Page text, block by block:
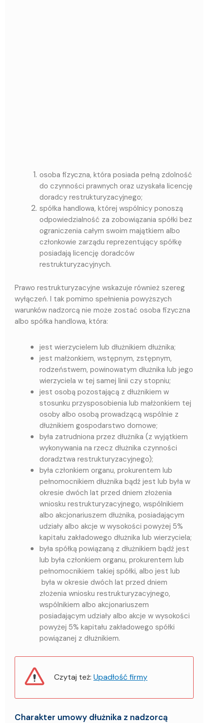
osoba fizyczna, która posiada pełną zdolność
do czynności prawnych oraz uzyskała licencję
doradcy restrukturyzacyjnego;
spółka handlowa, której wspólnicy ponoszą
odpowiedzialność za zobowiązania spółki bez
ograniczenia całym swoim majątkiem albo
członkowie zarządu reprezentujący spółkę
posiadają licencję doradców
restrukturyzacyjnych.
Prawo restrukturyzacyjne wskazuje również szereg
wyłączeń. I tak pomimo spełnienia powyższych
warunków nadzorcą nie może zostać osoba fizyczna
albo spółka handlowa, która:
jest wierzycielem lub dłużnikiem dłużnika;
jest małżonkiem, wstępnym, zstępnym,
rodzeństwem, powinowatym dłużnika lub jego
wierzyciela w tej samej linii czy stopniu;
jest osobą pozostającą z dłużnikiem w
stosunku przysposobienia lub małżonkiem tej
osoby albo osobą prowadzącą wspólnie z
dłużnikiem gospodarstwo domowe;
była zatrudniona przez dłużnika (z wyjątkiem
wykonywania na rzecz dłużnika czynności
doradztwa restrukturyzacyjnego);
była członkiem organu, prokurentem lub
pełnomocnikiem dłużnika bądź jest lub była w
okresie dwóch lat przed dniem złożenia
wniosku restrukturyzacyjnego, wspólnikiem
albo akcjonariuszem dłużnika, posiadającym
udziały albo akcje w wysokości powyżej 5%
kapitału zakładowego dłużnika lub wierzyciela;
była spółką powiązaną z dłużnikiem bądź jest
lub była członkiem organu, prokurentem lub
pełnomocnikiem takiej spółki, albo jest lub
była w okresie dwóch lat przed dniem
złożenia wniosku restrukturyzacyjnego,
wspólnikiem albo akcjonariuszem
posiadającym udziały albo akcje w wysokości
powyżej 5% kapitału zakładowego spółki
powiązanej z dłużnikiem.
Czytaj też: Upadłość firmy
Charakter umowy dłużnika z nadzorcą